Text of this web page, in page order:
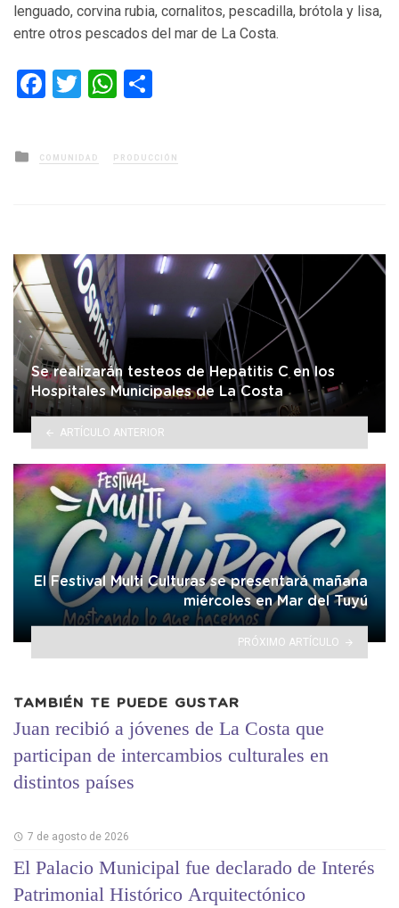
lenguado, corvina rubia, cornalitos, pescadilla, brótola y lisa,
entre otros pescados del mar de La Costa.
Facebook
TwitterWhatsApp
Posted
in
COMUNIDAD PRODUCCIÓN
Se realizarán testeos de Hepatitis C en los
Hospitales Municipales de La Costa
ARTÍCULO ANTERIOR
El Festival Multi Culturas se presentará mañana
miércoles en Mar del Tuyú
PRÓXIMO ARTÍCULO
TAMBIÉN TE PUEDE GUSTAR
Juan recibió a jóvenes de La Costa que
participan de intercambios culturales en
distintos países
7 de agosto de 2026
El Palacio Municipal fue declarado de Interés
Patrimonial Histórico Arquitectónico